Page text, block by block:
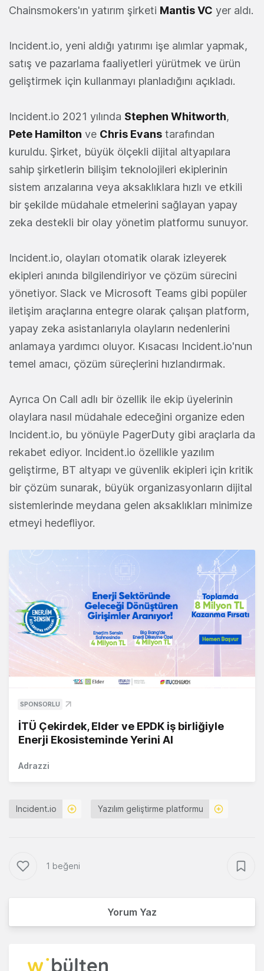
Chainsmokers'ın yatırım şirketi Mantis VC yer aldı.
Incident.io, yeni aldığı yatırımı işe alımlar yapmak,
satış ve pazarlama faaliyetleri yürütmek ve ürün
geliştirmek için kullanmayı planladığını açıkladı.
Incident.io 2021 yılında Stephen Whitworth,
Pete Hamilton ve Chris Evans tarafından
kuruldu. Şirket, büyük ölçekli dijital altyapılara
sahip şirketlerin bilişim teknolojileri ekiplerinin
sistem arızalarına veya aksaklıklara hızlı ve etkili
bir şekilde müdahale etmelerini sağlayan yapay
zeka destekli bir olay yönetim platformu sunuyor.
Incident.io, olayları otomatik olarak izleyerek
ekipleri anında bilgilendiriyor ve çözüm sürecini
yönetiyor. Slack ve Microsoft Teams gibi popüler
iletişim araçlarına entegre olarak çalışan platform,
yapay zeka asistanlarıyla olayların nedenlerini
anlamaya yardımcı oluyor. Kısacası Incident.io'nun
temel amacı, çözüm süreçlerini hızlandırmak.
Ayrıca On Call adlı bir özellik ile ekip üyelerinin
olaylara nasıl müdahale edeceğini organize eden
Incident.io, bu yönüyle PagerDuty gibi araçlarla da
rekabet ediyor. Incident.io özellikle yazılım
geliştirme, BT altyapı ve güvenlik ekipleri için kritik
bir çözüm sunarak, büyük organizasyonların dijital
sistemlerinde meydana gelen aksaklıkları minimize
etmeyi hedefliyor.
SPONSORLU
İTÜ Çekirdek, Elder ve EPDK iş birliğiyle
Enerji Ekosisteminde Yerini Al
Adrazzi
Incident.io Yazılım geliştirme platformu
1 beğeni
Yorum Yaz